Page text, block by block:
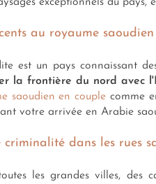
au royaume saoudien
est un pays connaissant
la frontière du nord avec
saoudien en couple comme
votre arrivée en Arabie
dans les rues
les grandes villes, des